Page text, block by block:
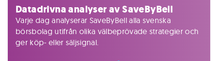
Datadrivna analyser av SaveByBell
Varje dag analyserar SaveByBell alla svenska
börsbolag utifrån olika välbeprövade strategier och
ger köp- eller säljsignal.